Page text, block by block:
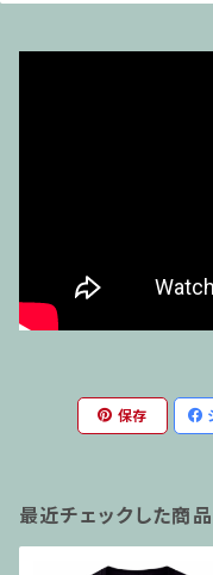
保存
最近チェックした商品